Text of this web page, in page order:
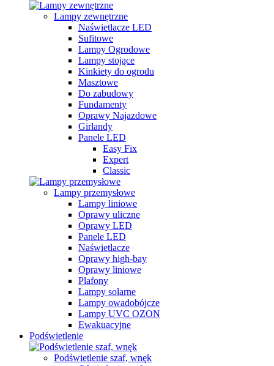
Lampy zewnętrzne
Naświetlacze LED
Sufitowe
Lampy Ogrodowe
Lampy stojące
Kinkiety do ogrodu
Masztowe
Do zabudowy
Fundamenty
Oprawy Najazdowe
Girlandy
Panele LED
Easy Fix
Expert
Classic
Lampy przemysłowe
Lampy liniowe
Oprawy uliczne
Oprawy LED
Panele LED
Naświetlacze
Oprawy high-bay
Oprawy liniowe
Plafony
Lampy solarne
Lampy owadobójcze
Lampy UVC OZON
Ewakuacyjne
Podświetlenie
Podświetlenie szaf, wnęk